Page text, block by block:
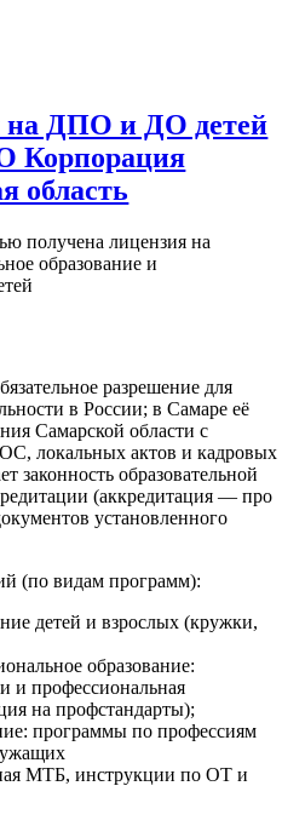
на ДПО и ДО детей
Корпорация
область
получена лицензия на
образование и
разрешение для
в России; в Самаре её
Самарской области с
локальных актов и кадровых
законность образовательной
(аккредитация — про
установленного
(по видам программ):
детей и взрослых (кружки,
образование:
и профессиональная
на профстандарты);
программы по профессиям
МТБ, инструкции по ОТ и